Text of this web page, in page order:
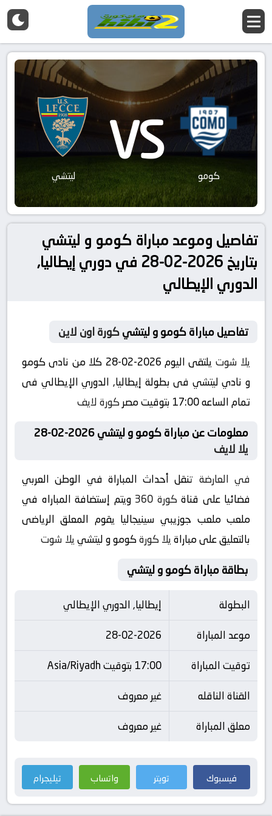
كومو VS ليتشي
تفاصيل وموعد مباراة كومو و ليتشي
بتاريخ 2026-02-28 في دوري إيطاليا,
الدوري الإيطالي
تفاصيل مباراة كومو و ليتشيكورة اون لاين
يلا شوت
يلتقى اليوم 2026-02-28 كلا من نادى كومو
و نادي ليتشي فى بطولة إيطاليا, الدوري الإيطالي فى
تمام الساعه 17:00 بتوقيت مصر
كورة لايف
معلومات عن مباراة كومو و ليتشي 2026-02-28
يلا لايف
في العارضة تنقل أحداث المباراة في الوطن العربي
فضائيا على قناةكورة 360
ويتم إستضافة المباراه في
ملعب ملعب جوزيبي سينيجاليا يقوم المعلق الرياضى
بالتعليق على مباراةيلا كورةكومو و ليتشييلا شوت
بطاقة مباراة كومو و ليتشي
البطولة
إيطاليا, الدوري الإيطالي
موعد المباراة
28-02-2026
توقيت المباراة
17:00 بتوقيت Asia/Riyadh
القناة الناقله
غير معروف
معلق المباراة
غير معروف
فيسبوك تويتر واتساب تيليجرام